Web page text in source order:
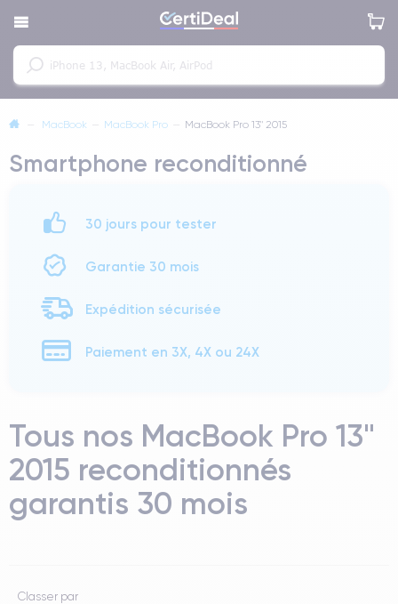
— MacBook — MacBook Pro — MacBook Pro 13" 2015
Smartphone reconditionné
30 jours pour tester
Garantie 30 mois
Expédition sécurisée
Paiement en 3X, 4X ou 24X
Tous nos MacBook Pro 13"
2015 reconditionnés
garantis 30 mois
Classer par